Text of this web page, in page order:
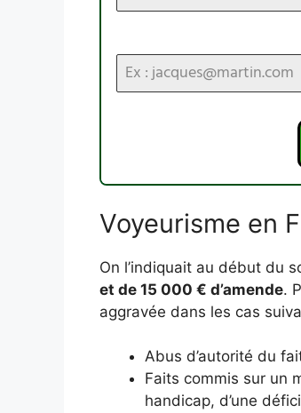
Voyeurisme en
On l’indiquait au début du
et de 15 000 € d’amende.
aggravée dans les cas
Abus d’autorité du
Faits commis sur un
handicap, d’une